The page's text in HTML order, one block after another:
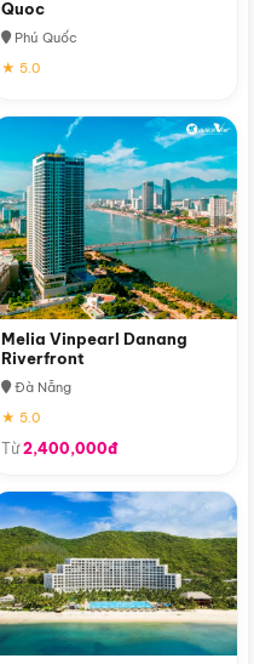
Quoc
Phú Quốc
★ 5.0
Melia Vinpearl Danang
Riverfront
Đà Nẵng
★ 5.0
Từ2,400,000đ